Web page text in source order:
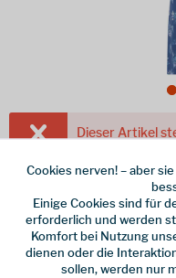
Dieser Artikel
80,00 € *
inkl. MwSt. / Versandkostenfrei!
Farbe
Größe
Cookies nerven! – aber
Einige Cookies sind für
erforderlich und werden
Komfort bei Nutzung
dienen oder die
sollen, werden nur